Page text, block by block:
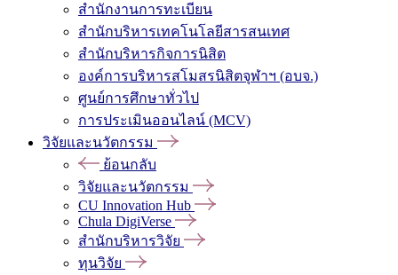
สำนักงานการทะเบียน
สำนักบริหารเทคโนโลยีสารสนเทศ
สำนักบริหารกิจการนิสิต
องค์การบริหารสโมสรนิสิตจุฬาฯ (อบจ.)
ศูนย์การศึกษาทั่วไป
การประเมินออนไลน์ (MCV)
วิจัยและนวัตกรรม
ย้อนกลับ
วิจัยและนวัตกรรม
CU Innovation Hub
Chula DigiVerse
สำนักบริหารวิจัย
ทุนวิจัย